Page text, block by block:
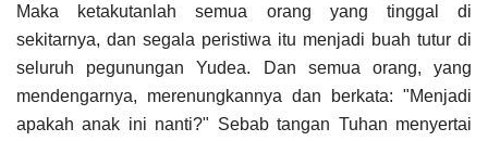
Maka ketakutanlah semua orang yang tinggal di
sekitarnya, dan segala peristiwa itu menjadi buah tutur di
seluruh pegunungan Yudea. Dan semua orang, yang
mendengarnya, merenungkannya dan berkata: "Menjadi
apakah anak ini nanti?" Sebab tangan Tuhan menyertai